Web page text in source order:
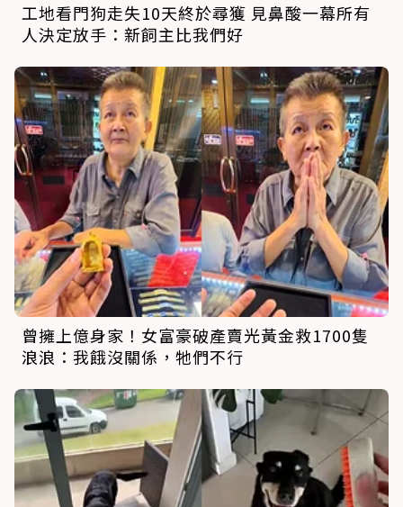
工地看門狗走失10天終於尋獲 見鼻酸一幕所有
人決定放手：新飼主比我們好
曾擁上億身家！女富豪破產賣光黃金救1700隻
浪浪：我餓沒關係，牠們不行